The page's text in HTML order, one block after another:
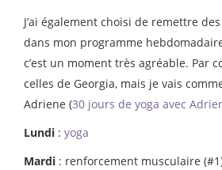
J’ai également choisi de remettre
dans mon programme
c’est un moment très agréable. Par
celles de Georgia, mais je vais
Adriene (30 jours de yoga avec
Lundi : yoga
Mardi : renforcement musculaire